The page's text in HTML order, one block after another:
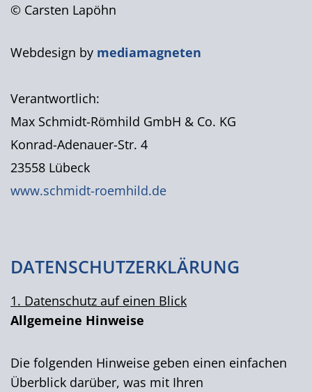
© Carsten Lapöhn
Webdesign by mediamagneten
Verantwortlich:
Max Schmidt-Römhild GmbH & Co. KG
Konrad-Adenauer-Str. 4
23558 Lübeck
www.schmidt-roemhild.de
DATENSCHUTZERKLÄRUNG
1. Datenschutz auf einen Blick
Allgemeine Hinweise
Die folgenden Hinweise geben einen einfachen
Überblick darüber, was mit Ihren